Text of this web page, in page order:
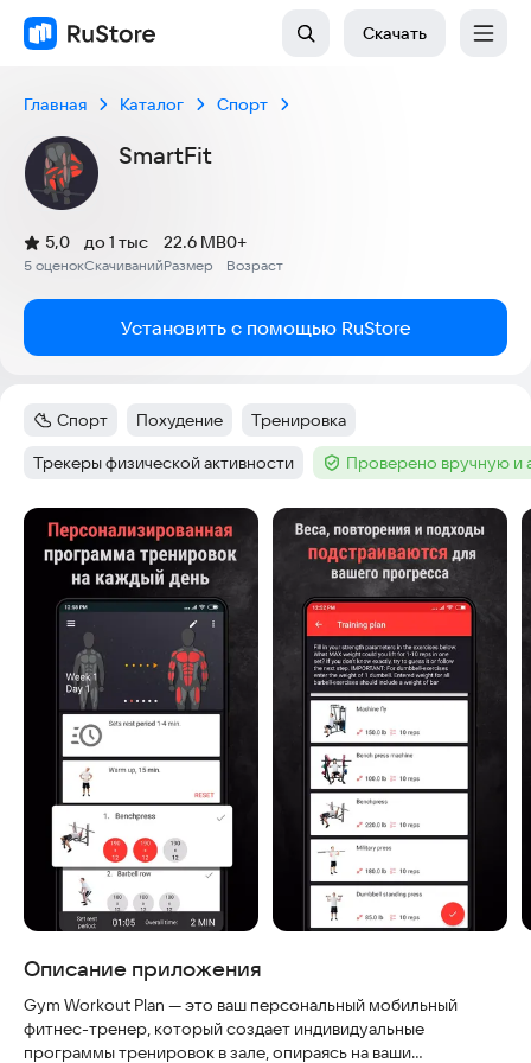
Скачать
Главная Каталог Спорт
SmartFit
Рейтинг:
5,0
(
5 оценок
)
Скачиваний
до 1 тыс
Размер
22.6 MB
Возраст
0+
Установить с помощью RuStore
Категория
Спорт Тег:
Похудение Тег:
Тренировка
Тег:
Трекеры физической активности Тег :Проверено вручную и
Скриншоты
Описание приложения
Gym Workout Plan — это ваш персональный мобильный
фитнес-тренер, который создает индивидуальные
программы тренировок в зале, опираясь на ваши